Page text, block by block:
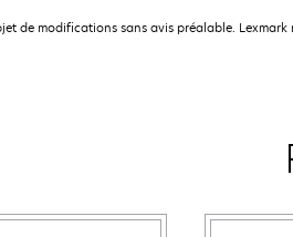
de modifications sans avis préalable. Lexmark